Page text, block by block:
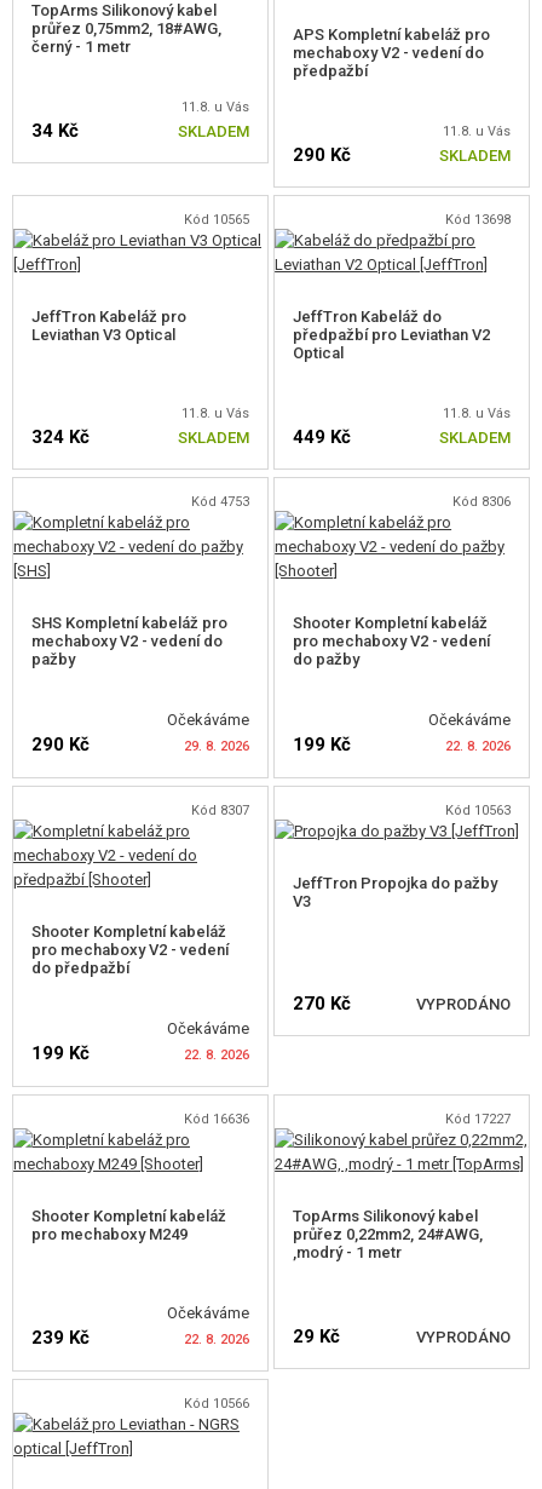
KONEKTORY
SMRŠŤOVACÍ BUŽÍRKY A PÁSKY
MOTORY, PASTORKY
PRO ELEKTRICKÉ ZBRANĚ - VNĚJŠÍ
PRO ODSTŘELOVACÍ PUŠKY
PRO PLYNOVÉ ZBRANĚ
SERVIS A ÚDRŽBA ZBRANÍ
SEBEOBRANA, VÝCVIK, NOŽE
TERČE, STŘELNICE
JÍDLO
REKLAMNÍ PŘEDMĚTY
POŠKOZENÉ, POUŽITÉ ZBOŽÍ
NOVINKY
SLEVY, AKCE
TopArms Silikonový kabel
průřez 0,75mm2, 18#AWG,
černý - 1 metr
11.8. u Vás
34 Kč SKLADEM
APS Kompletní kabeláž pro
mechaboxy V2 - vedení do
předpažbí
11.8. u Vás
290 Kč SKLADEM
Kód 10565
JeffTron Kabeláž pro
Leviathan V3 Optical
11.8. u Vás
324 Kč SKLADEM
Kód 13698
JeffTron Kabeláž do
předpažbí pro Leviathan V2
Optical
11.8. u Vás
449 Kč SKLADEM
Kód 4753
SHS Kompletní kabeláž pro
mechaboxy V2 - vedení do
pažby
Očekáváme
290 Kč 29. 8. 2026
HLÍDAT DOSTUPNOST
Kód 8306
Shooter Kompletní kabeláž
pro mechaboxy V2 - vedení
do pažby
Očekáváme
199 Kč 22. 8. 2026
HLÍDAT DOSTUPNOST
Kód 8307
Shooter Kompletní kabeláž
pro mechaboxy V2 - vedení
do předpažbí
Očekáváme
199 Kč 22. 8. 2026
HLÍDAT DOSTUPNOST
Kód 10563
JeffTron Propojka do pažby
V3
270 Kč VYPRODÁNO
HLÍDAT DOSTUPNOST
Kód 16636
Shooter Kompletní kabeláž
pro mechaboxy M249
Očekáváme
239 Kč 22. 8. 2026
HLÍDAT DOSTUPNOST
Kód 17227
TopArms Silikonový kabel
průřez 0,22mm2, 24#AWG,
,modrý - 1 metr
29 Kč VYPRODÁNO
Kód 10566